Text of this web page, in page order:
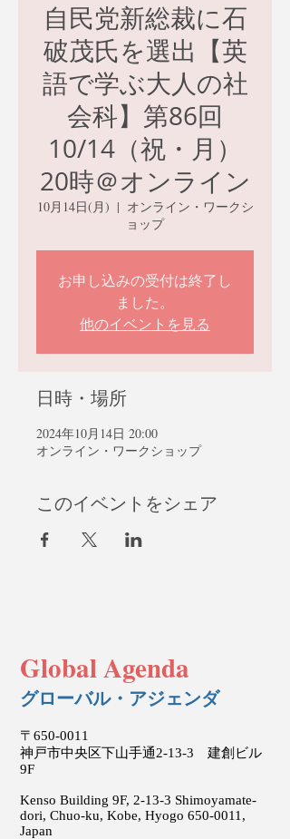
自民党新総裁に石
破茂氏を選出【英
語で学ぶ大人の社
会科】第86回
10/14（祝・月）
20時＠オンライン
10月14日(月)
  |
オンライン・ワークシ
ョップ
お申し込みの受付は終了し
ました。
他のイベントを見る
日時・場所
2024年10月14日 20:00
オンライン・ワークショップ
このイベントをシェア
Global Agenda
グローバル・アジェンダ
〒650-0011
神戸市中央区下山手通2-13-3 建創ビル
9F
Kenso Building 9F, 2-13-3 Shimoyamate-
dori, Chuo-ku, Kobe, Hyogo 650-0011 ,
Japan